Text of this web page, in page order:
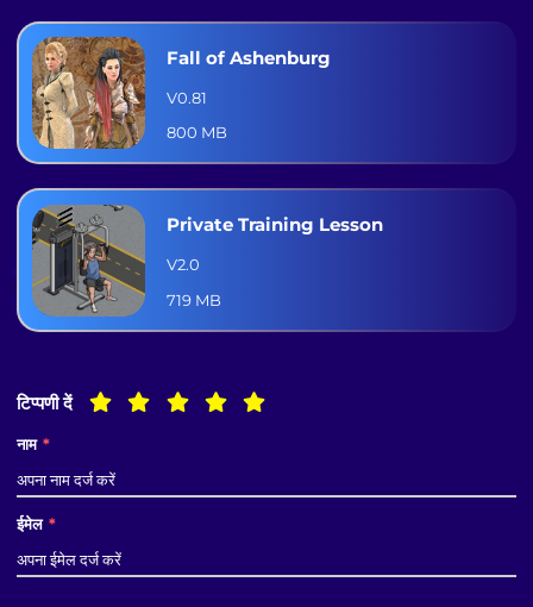
Fall of Ashenburg
V0.81
800 MB
Private Training Lesson
V2.0
719 MB
टिप्पणी दें
नाम *
ईमेल *